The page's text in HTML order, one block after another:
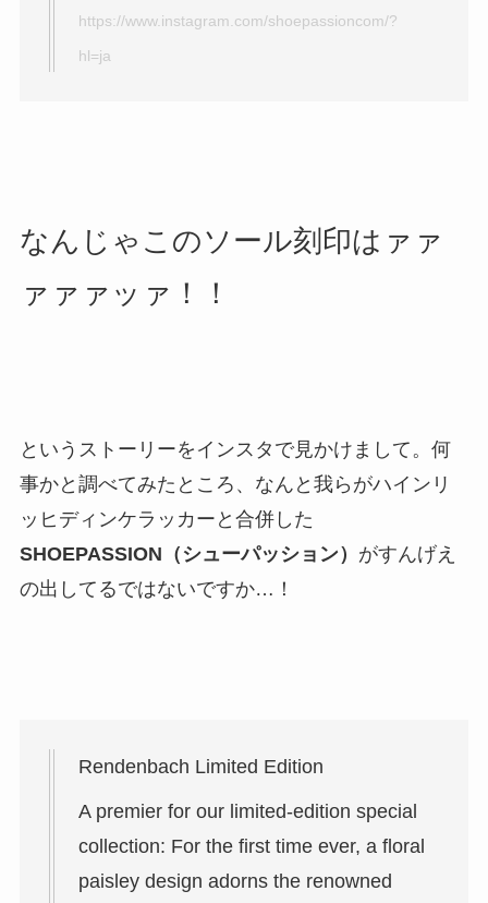
https://www.instagram.com/shoepassioncom/?
hl=ja
なんじゃこのソール刻印はァァ
ァァァッァ！！
というストーリーをインスタで見かけまして。何
事かと調べてみたところ、なんと我らがハインリ
ッヒディンケラッカーと合併した
SHOEPASSION（シューパッション） がすんげえ
の出してるではないですか…！
Rendenbach Limited Edition
A premier for our limited-edition special
collection: For the first time ever, a floral
paisley design adorns the renowned